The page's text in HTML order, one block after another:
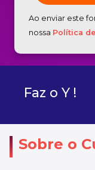
Ao enviar este
nossa Política
Faz o Y !
Sobre o